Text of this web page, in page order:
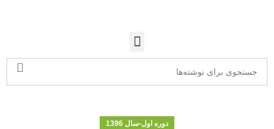
دوره اول-سال 1396